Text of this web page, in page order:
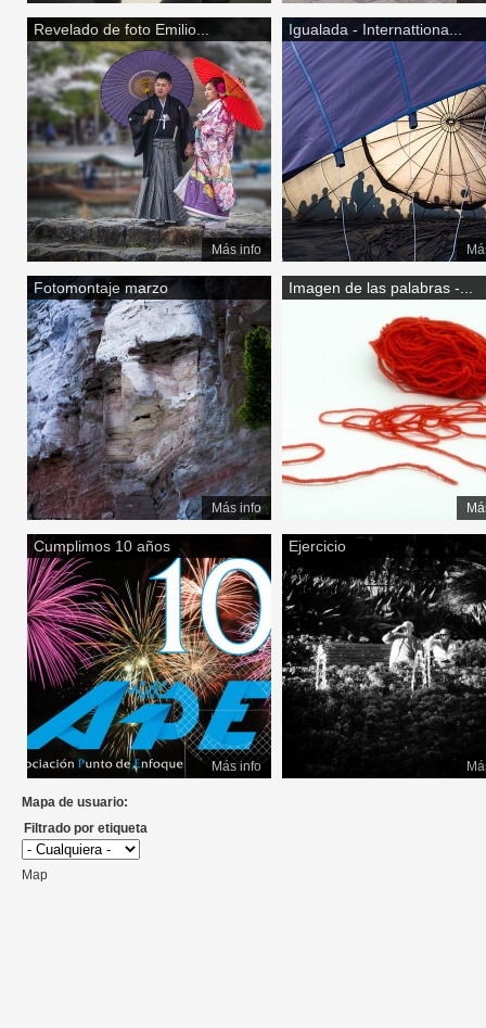
Revelado de foto Emilio...
Más info
Igualada - Internattiona...
Fotomontaje marzo
Más info
Imagen de las palabras -...
Cumplimos 10 años
Más info
Ejercicio
Mapa de usuario:
Filtrado por etiqueta
Map